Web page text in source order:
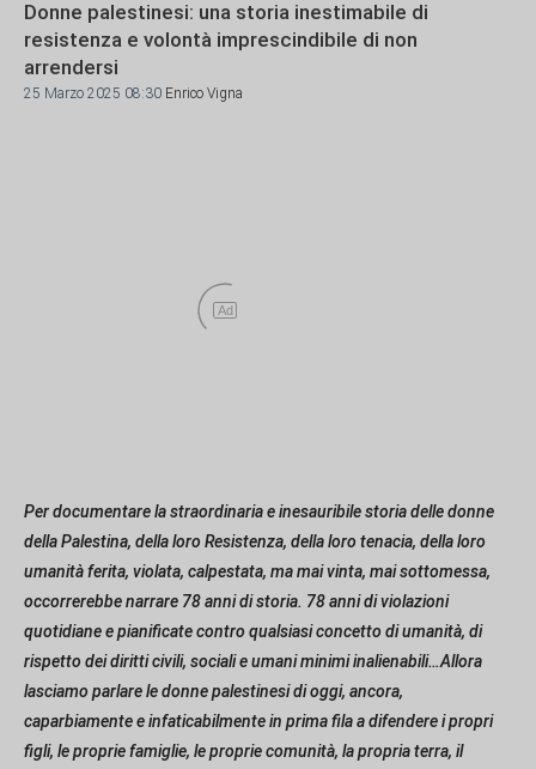
Donne palestinesi: una storia inestimabile di
resistenza e volontà imprescindibile di non
arrendersi
25 Marzo 2025 08:30 Enrico Vigna
Ad
Per documentare la straordinaria e inesauribile storia delle donne
della Palestina, della loro Resistenza, della loro tenacia, della loro
umanità ferita, violata, calpestata, ma mai vinta, mai sottomessa,
occorrerebbe narrare 78 anni di storia. 78 anni di violazioni
quotidiane e pianificate contro qualsiasi concetto di umanità, di
rispetto dei diritti civili, sociali e umani minimi inalienabili…Allora
lasciamo parlare le donne palestinesi di oggi, ancora,
caparbiamente e infaticabilmente in prima fila a difendere i propri
figli, le proprie famiglie, le proprie comunità, la propria terra, il